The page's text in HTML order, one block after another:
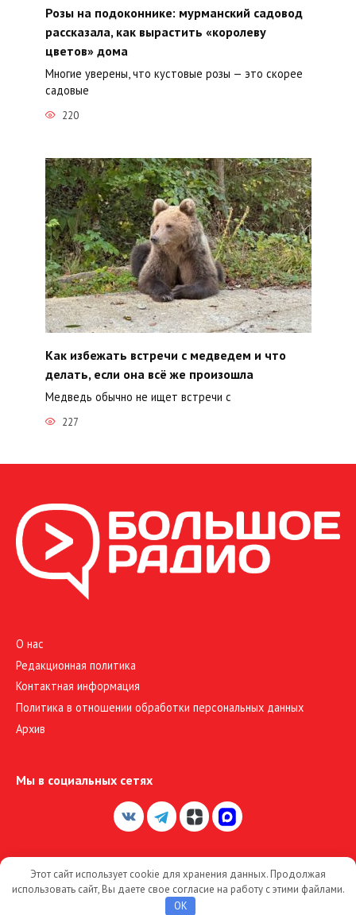
Розы на подоконнике: мурманский садовод
рассказала, как вырастить «королеву
цветов» дома
Многие уверены, что кустовые розы — это скорее
садовые
220
Как избежать встречи с медведем и что
делать, если она всё же произошла
Медведь обычно не ищет встречи с
227
О нас
Редакционная политика
Контактная информация
Политика в отношении обработки персональных данных
Архив
Мы в социальных сетях
© 2026 Большое Радио
Этот сайт использует cookie для хранения данных. Продолжая
использовать сайт, Вы даете свое согласие на работу с этими файлами.
OK